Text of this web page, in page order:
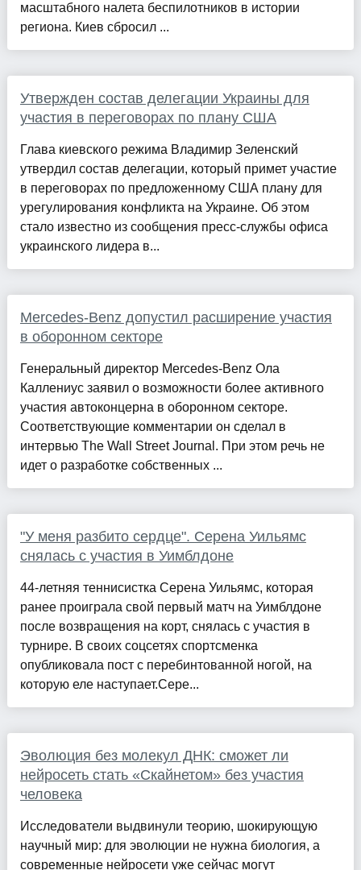
масштабного налета беспилотников в истории
региона. Киев сбросил ...
Утвержден состав делегации Украины для
участия в переговорах по плану США
Глава киевского режима Владимир Зеленский
утвердил состав делегации, который примет участие
в переговорах по предложенному США плану для
урегулирования конфликта на Украине. Об этом
стало известно из сообщения пресс-службы офиса
украинского лидера в...
Mercedes-Benz допустил расширение участия
в оборонном секторе
Генеральный директор Mercedes-Benz Ола
Каллениус заявил о возможности более активного
участия автоконцерна в оборонном секторе.
Соответствующие комментарии он сделал в
интервью The Wall Street Journal. При этом речь не
идет о разработке собственных ...
"У меня разбито сердце". Серена Уильямс
снялась с участия в Уимблдоне
44-летняя теннисистка Серена Уильямс, которая
ранее проиграла свой первый матч на Уимблдоне
после возвращения на корт, снялась с участия в
турнире. В своих соцсетях спортсменка
опубликовала пост с перебинтованной ногой, на
которую еле наступает.Сере...
Эволюция без молекул ДНК: сможет ли
нейросеть стать «Скайнетом» без участия
человека
Исследователи выдвинули теорию, шокирующую
научный мир: для эволюции не нужна биология, а
современные нейросети уже сейчас могут